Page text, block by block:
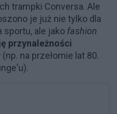
trampki Conversa. Ale
je już nie tylko dla
sportu, ale jako fashion
przynależności
(np. na przełomie lat 80.